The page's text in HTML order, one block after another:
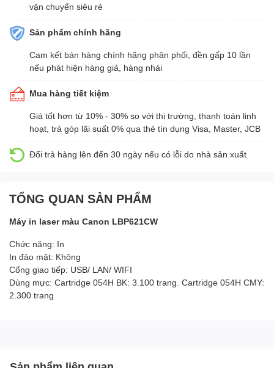
vận chuyển siêu rẻ
Sản phẩm chính hãng
Cam kết bán hàng chính hãng phân phối, đền gấp 10 lần
nếu phát hiện hàng giả, hàng nhái
Mua hàng tiết kiệm
Giá tốt hơn từ 10% - 30% so với thị trường, thanh toán linh
hoạt, trả góp lãi suất 0% qua thẻ tín dụng Visa, Master, JCB
Đổi trả hàng lên đến 30 ngày nếu có lỗi do nhà sản xuất
TỔNG QUAN SẢN PHẨM
Máy in laser màu Canon LBP621CW
Chức năng: In
In đảo mặt: Không
Cổng giao tiếp: USB/ LAN/ WIFI
Dùng mực: Cartridge 054H BK: 3.100 trang. Cartridge 054H CMY:
2.300 trang